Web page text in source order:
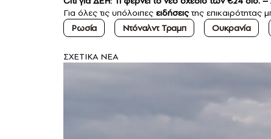
Για όλες τις υπόλοιπες ειδήσειςτης επικαιρότητας
Ρωσία
Ντόναλντ Τραμπ Ουκρανία
ΣXETIKA NEA